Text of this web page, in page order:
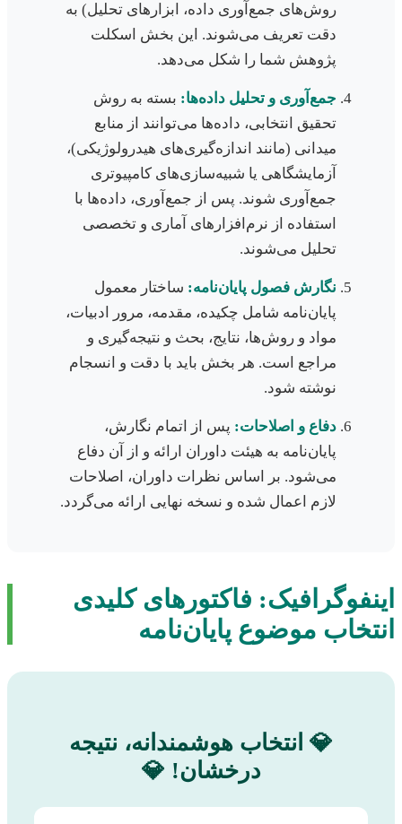
روش‌های جمع‌آوری داده، ابزارهای تحلیل) به
دقت تعریف می‌شوند. این بخش اسکلت
پژوهش شما را شکل می‌دهد.
جمع‌آوری و تحلیل داده‌ها: بسته به روش
تحقیق انتخابی، داده‌ها می‌توانند از منابع
میدانی (مانند اندازه‌گیری‌های هیدرولوژیکی)،
آزمایشگاهی یا شبیه‌سازی‌های کامپیوتری
جمع‌آوری شوند. پس از جمع‌آوری، داده‌ها با
استفاده از نرم‌افزارهای آماری و تخصصی
تحلیل می‌شوند.
نگارش فصول پایان‌نامه: ساختار معمول
پایان‌نامه شامل چکیده، مقدمه، مرور ادبیات،
مواد و روش‌ها، نتایج، بحث و نتیجه‌گیری و
مراجع است. هر بخش باید با دقت و انسجام
نوشته شود.
دفاع و اصلاحات: پس از اتمام نگارش،
پایان‌نامه به هیئت داوران ارائه و از آن دفاع
می‌شود. بر اساس نظرات داوران، اصلاحات
لازم اعمال شده و نسخه نهایی ارائه می‌گردد.
اینفوگرافیک: فاکتورهای کلیدی
انتخاب موضوع پایان‌نامه
💎 انتخاب هوشمندانه، نتیجه
درخشان! 💎